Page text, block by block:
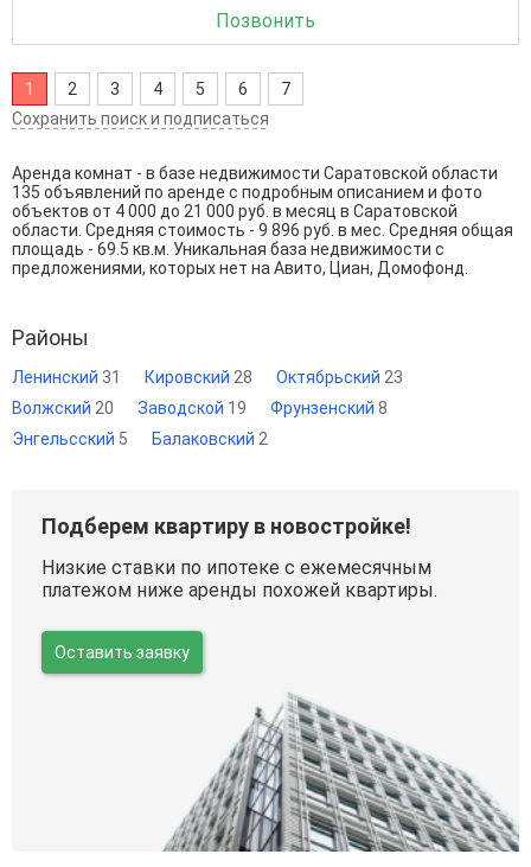
Позвонить
1 2 3 4 5 6
7
Сохранить поиск и подписаться
Аренда комнат - в базе недвижимости Саратовской области
135 объявлений по аренде с подробным описанием и фото
объектов от 4 000 до 21 000 руб. в месяц в Саратовской
области. Средняя стоимость - 9 896 руб. в мес. Средняя общая
площадь - 69.5 кв.м. Уникальная база недвижимости с
предложениями, которых нет на Авито, Циан, Домофонд.
Районы
Ленинский 31 Кировский 28 Октябрьский 23
Волжский 20 Заводской 19 Фрунзенский 8
Энгельсский 5 Балаковский 2
Подберем квартиру в новостройке!
Низкие ставки по ипотеке с ежемесячным
платежом ниже аренды похожей квартиры.
Оставить заявку